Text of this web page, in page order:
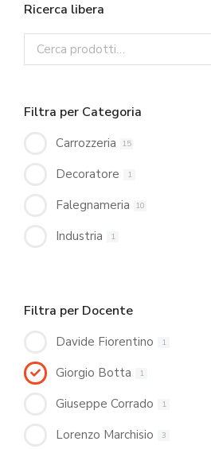
Ricerca libera
Filtra per Categoria
Carrozzeria 15
Decoratore 1
Falegnameria 10
Industria 1
Filtra per Docente
Davide Fiorentino 1
Giorgio Botta 1
Giuseppe Corrado 1
Lorenzo Marchisio 3